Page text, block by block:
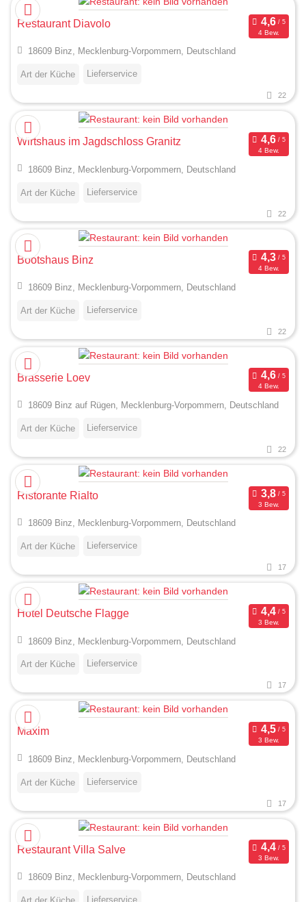
Restaurant Diavolo
4 Bew.
18609 Binz, Mecklenburg-Vorpommern, Deutschland
Art der Küche Lieferservice
22
Wirtshaus im Jagdschloss Granitz
4 Bew.
18609 Binz, Mecklenburg-Vorpommern, Deutschland
Art der Küche Lieferservice
22
Bootshaus Binz
4 Bew.
18609 Binz, Mecklenburg-Vorpommern, Deutschland
Art der Küche Lieferservice
22
Brasserie Loev
4 Bew.
18609 Binz auf Rügen, Mecklenburg-Vorpommern, Deutschland
Art der Küche Lieferservice
22
Ristorante Rialto
3 Bew.
18609 Binz, Mecklenburg-Vorpommern, Deutschland
Art der Küche Lieferservice
17
Hotel Deutsche Flagge
3 Bew.
18609 Binz, Mecklenburg-Vorpommern, Deutschland
Art der Küche Lieferservice
17
Maxim
3 Bew.
18609 Binz, Mecklenburg-Vorpommern, Deutschland
Art der Küche Lieferservice
17
Restaurant Villa Salve
3 Bew.
18609 Binz, Mecklenburg-Vorpommern, Deutschland
Lieferservice